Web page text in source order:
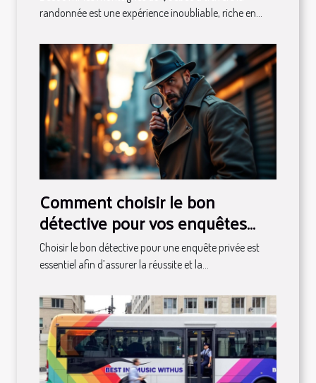
randonnée est une expérience inoubliable, riche en...
Comment choisir le bon
détective pour vos enquêtes
privées ?
Choisir le bon détective pour une enquête privée est
essentiel afin d’assurer la réussite et la...